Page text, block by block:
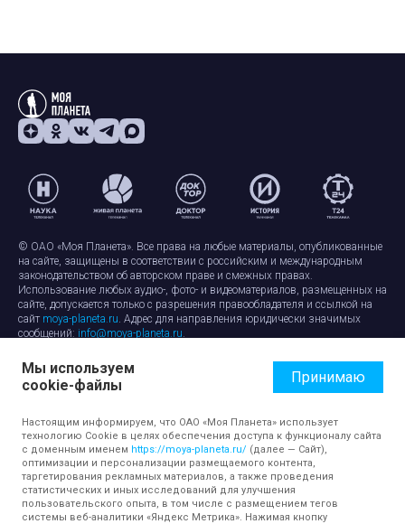
© ОАО «Моя Планета». Все права на любые материалы, опубликованные
на сайте, защищены в соответствии с российским и международным
законодательством об авторском праве и смежных правах.
Использование любых аудио-, фото- и видеоматериалов, размещенных на
сайте, допускается только с разрешения правообладателя и ссылкой на
сайт moya-planeta.ru. Адрес для направления юридически значимых
сообщений: info@moya-planeta.ru.
Правила сайтаРабота с cookie-файлами
Защита персональных данных
Обработка персональных данных
Мы используем
cookie-файлы
Принимаю
Настоящим информируем, что ОАО «Моя Планета» использует
технологию Cookie в целях обеспечения доступа к функционалу сайта
с доменным именем https://moya-planeta.ru/ (далее — Сайт),
оптимизации и персонализации размещаемого контента,
таргетирования рекламных материалов, а также проведения
статистических и иных исследований для улучшения
пользовательского опыта, в том числе с размещением тегов
системы веб-аналитики «Яндекс Метрика». Нажимая кнопку